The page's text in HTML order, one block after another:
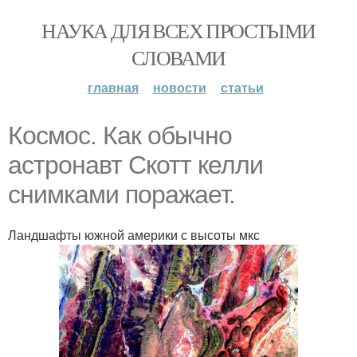
НАУКА ДЛЯ ВСЕХ ПРОСТЫМИ
СЛОВАМИ
главная новости статьи
Космос. Как обычно
астронавт Скотт келли
снимками поражает.
Ландшафты южной америки с высоты мкс